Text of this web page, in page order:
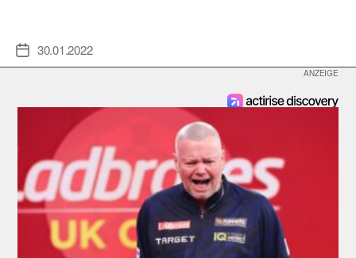
Veröffentlichungsdatum
30.01.2022